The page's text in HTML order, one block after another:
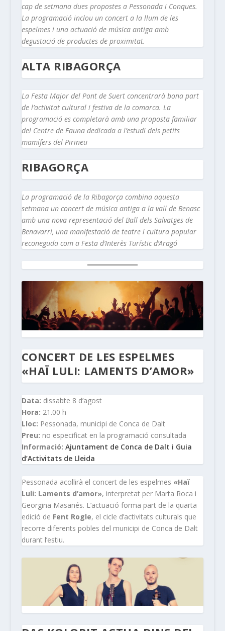
cap de setmana dues propostes a Pessonada i Conques.
La programació inclou un concert a la llum de les
espelmes i una actuació de música antiga amb
degustació de productes de proximitat.
ALTA RIBAGORÇA
La Festa Major del Pont de Suert concentrarà bona part
de l’activitat cultural i festiva de la comarca. La
programació es completarà amb una proposta familiar
del Centre de Fauna dedicada a l’estudi dels petits
mamífers del Pirineu
RIBAGORÇA
La programació de la Ribagorça combina aquesta
setmana un concert de música antiga a la vall de Benasc
amb una nova representació del Ball dels Salvatges de
Benavarri, una manifestació de teatre i cultura popular
reconeguda com a Festa d’Interès Turístic d’Aragó
CONCERT DE LES ESPELMES
«HAÏ LULI: LAMENTS D’AMOR»
Data: dissabte 8 d’agost
Hora: 21.00 h
Lloc: Pessonada, municipi de Conca de Dalt
Preu: no especificat en la programació consultada
Informació: Ajuntament de Conca de Dalt i Guia
d’Activitats de Lleida
Pessonada acollirà el concert de les espelmes «Haï
Luli: Laments d’amor», interpretat per Marta Roca i
Georgina Masanés. L’actuació forma part de la quarta
edició de Fent Rogle, el cicle d’activitats culturals que
recorre diferents pobles del municipi de Conca de Dalt
durant l’estiu.